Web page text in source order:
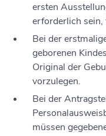
ersten
erforderlich sein,
Bei der
geborenen
Original der
vorzulegen.
Bei der
müssen